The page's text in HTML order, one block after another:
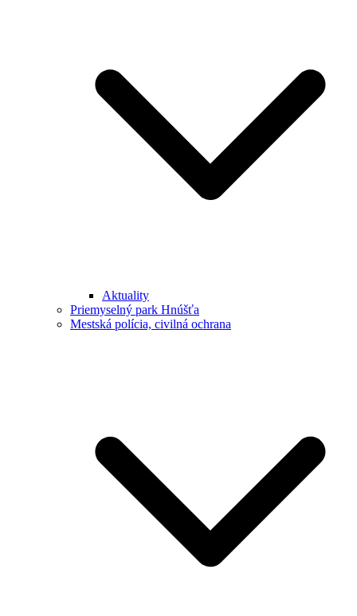
Aktuality
Priemyselný park Hnúšťa
Mestská polícia, civilná ochrana